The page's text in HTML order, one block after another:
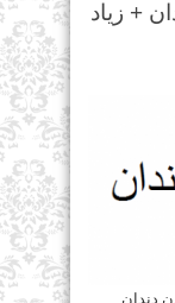
+ زیاد
دندان